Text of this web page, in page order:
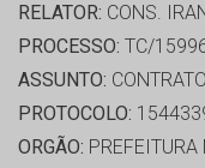
RELATOR: CONS.
PROCESSO: TC/
ASSUNTO:
PROTOCOLO:
ORGÃO: